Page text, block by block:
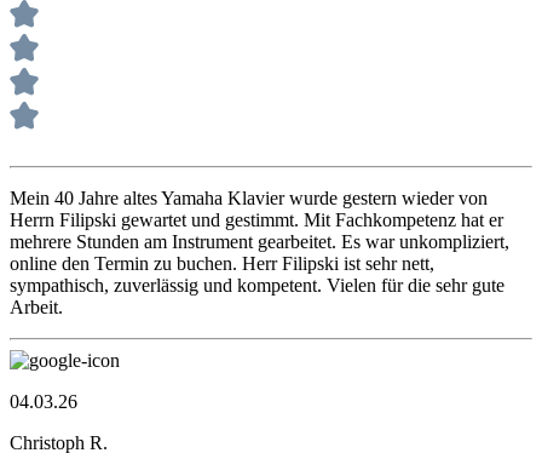
Mein 40 Jahre altes Yamaha Klavier wurde gestern wieder von
Herrn Filipski gewartet und gestimmt. Mit Fachkompetenz hat er
mehrere Stunden am Instrument gearbeitet. Es war unkompliziert,
online den Termin zu buchen. Herr Filipski ist sehr nett,
sympathisch, zuverlässig und kompetent. Vielen für die sehr gute
Arbeit.
04.03.26
Christoph R.